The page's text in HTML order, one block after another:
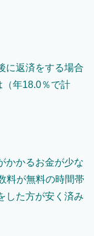
に返済をする場合
年18.0％で計
かかるお金が少な
料が無料の時間帯
した方が安く済み